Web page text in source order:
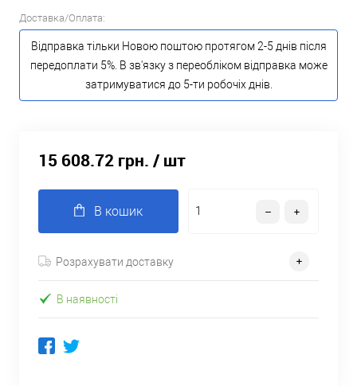
Доставка/Оплата:
Відправка тільки Новою поштою протягом 2-5 днів після
передоплати 5%. В зв'язку з переобліком відправка може
затримуватися до 5-ти робочіх днів.
15 608.72 грн. / шт
В кошик
Розрахувати доставку
В наявності